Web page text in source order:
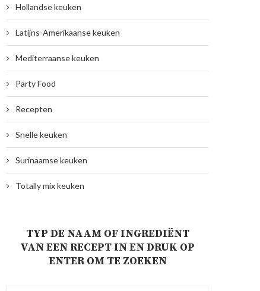
Hollandse keuken
Latijns-Amerikaanse keuken
Mediterraanse keuken
Party Food
Recepten
Snelle keuken
Surinaamse keuken
Totally mix keuken
TYP DE NAAM OF INGREDIËNT
VAN EEN RECEPT IN EN DRUK OP
ENTER OM TE ZOEKEN